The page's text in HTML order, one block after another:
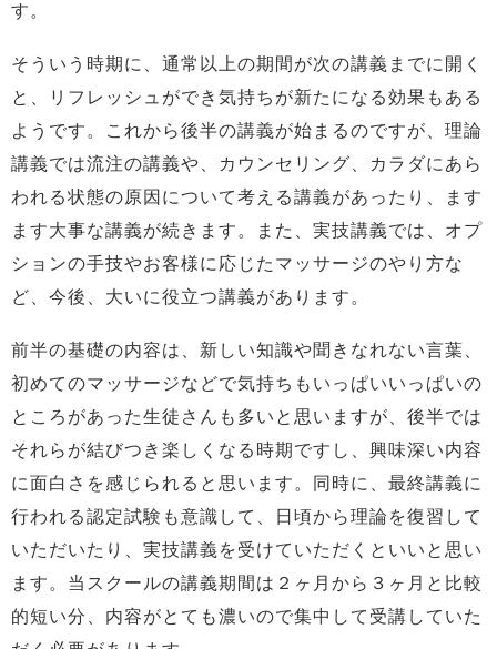
す。
そういう時期に、通常以上の期間が次の講義までに開く
と、リフレッシュができ気持ちが新たになる効果もある
ようです。これから後半の講義が始まるのですが、理論
講義では流注の講義や、カウンセリング、カラダにあら
われる状態の原因について考える講義があったり、ます
ます大事な講義が続きます。また、実技講義では、オプ
ションの手技やお客様に応じたマッサージのやり方な
ど、今後、大いに役立つ講義があります。
前半の基礎の内容は、新しい知識や聞きなれない言葉、
初めてのマッサージなどで気持ちもいっぱいいっぱいの
ところがあった生徒さんも多いと思いますが、後半では
それらが結びつき楽しくなる時期ですし、興味深い内容
に面白さを感じられると思います。同時に、最終講義に
行われる認定試験も意識して、日頃から理論を復習して
いただいたり、実技講義を受けていただくといいと思い
ます。当スクールの講義期間は２ヶ月から３ヶ月と比較
的短い分、内容がとても濃いので集中して受講していた